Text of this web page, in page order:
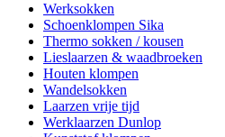
Werksokken
Schoenklompen Sika
Thermo sokken / kousen
Lieslaarzen & waadbroeken
Houten klompen
Wandelsokken
Laarzen vrije tijd
Werklaarzen Dunlop